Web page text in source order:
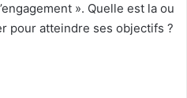
». Quelle est la ou
pour atteindre ses objectifs ?